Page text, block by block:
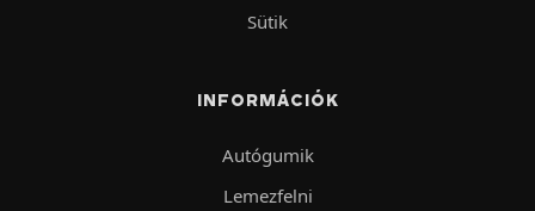
Sütik
INFORMÁCIÓK
Autógumik
Lemezfelni